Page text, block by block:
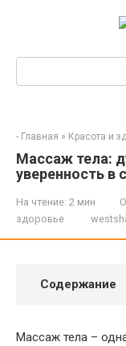
- Главная » Красота и
Массаж тела:
уверенность в
На чтение: 2 мин
здоровье
Содержание
Массаж тела –